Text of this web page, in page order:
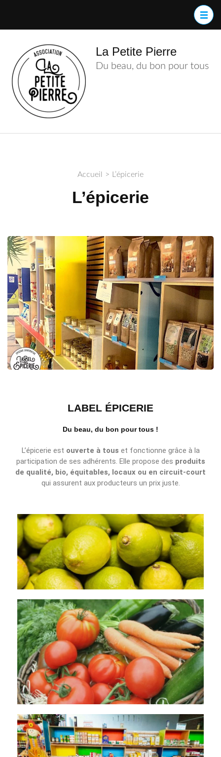
La Petite Pierre
Du beau, du bon pour tous
Accueil > L’épicerie
L’épicerie
LABEL ÉPICERIE
Du beau, du bon pour tous !
L’épicerie est ouverte à tous et fonctionne grâce à la
participation de ses adhérents. Elle propose des produits
de qualité, bio, équitables, locaux ou en circuit-court
qui assurent aux producteurs un prix juste.